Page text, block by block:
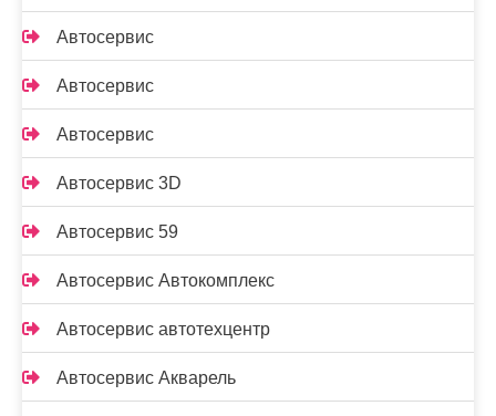
Автосервис
Автосервис
Автосервис
Автосервис 3D
Автосервис 59
Автосервис Автокомплекс
Автосервис автотехцентр
Автосервис Акварель